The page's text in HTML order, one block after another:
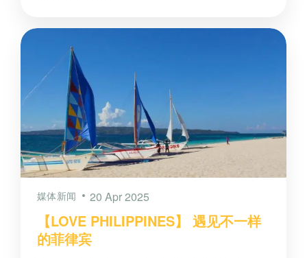
媒体新闻 20 Apr 2025
【LOVE PHILIPPINES】 遇见不一样
的菲律宾